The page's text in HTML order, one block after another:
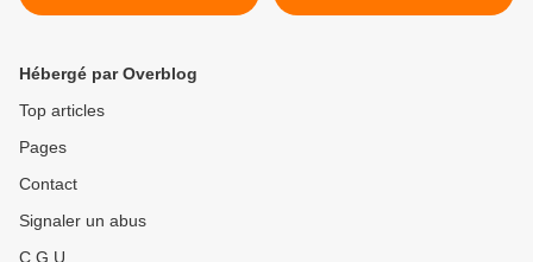
Hébergé par Overblog
Top articles
Pages
Contact
Signaler un abus
C.G.U.